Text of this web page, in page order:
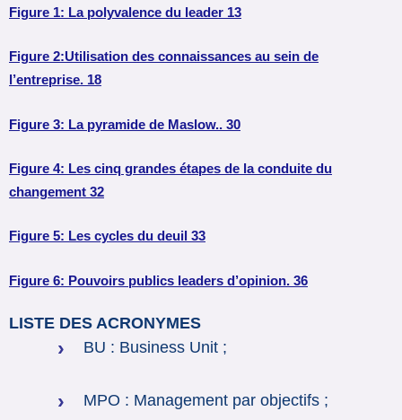
Figure 1: La polyvalence du leader 13
Figure 2:Utilisation des connaissances au sein de
l’entreprise. 18
Figure 3: La pyramide de Maslow.. 30
Figure 4: Les cinq grandes étapes de la conduite du
changement 32
Figure 5: Les cycles du deuil 33
Figure 6: Pouvoirs publics leaders d’opinion. 36
LISTE DES ACRONYMES
BU : Business Unit ;
MPO : Management par objectifs ;